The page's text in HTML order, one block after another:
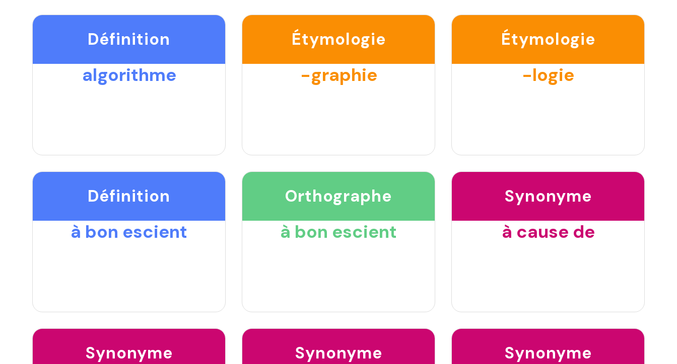
Définition
algorithme
Étymologie
-graphie
Étymologie
-logie
Définition
à bon escient
Orthographe
à bon escient
Synonyme
à cause de
Synonyme Synonyme Synonyme